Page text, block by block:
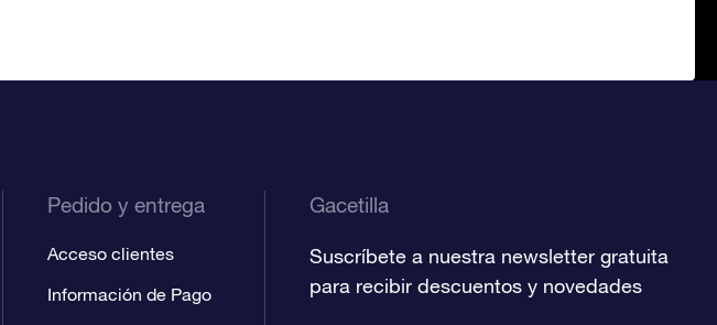
Pedido y entrega
Acceso clientes
Información de Pago
Gacetilla
Suscríbete a nuestra newsletter gratuita
para recibir descuentos y novedades